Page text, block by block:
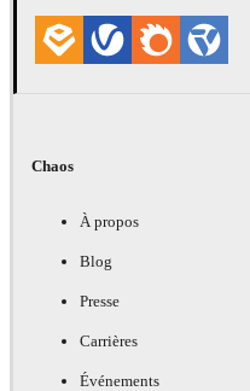
Chaos
À propos
Blog
Presse
Carrières
Événements